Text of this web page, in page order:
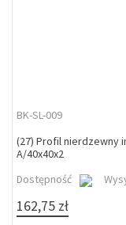
BK-SL-009
(27) Profil nierdzewny
A/40x40x2
Dostępność
162,75 zł